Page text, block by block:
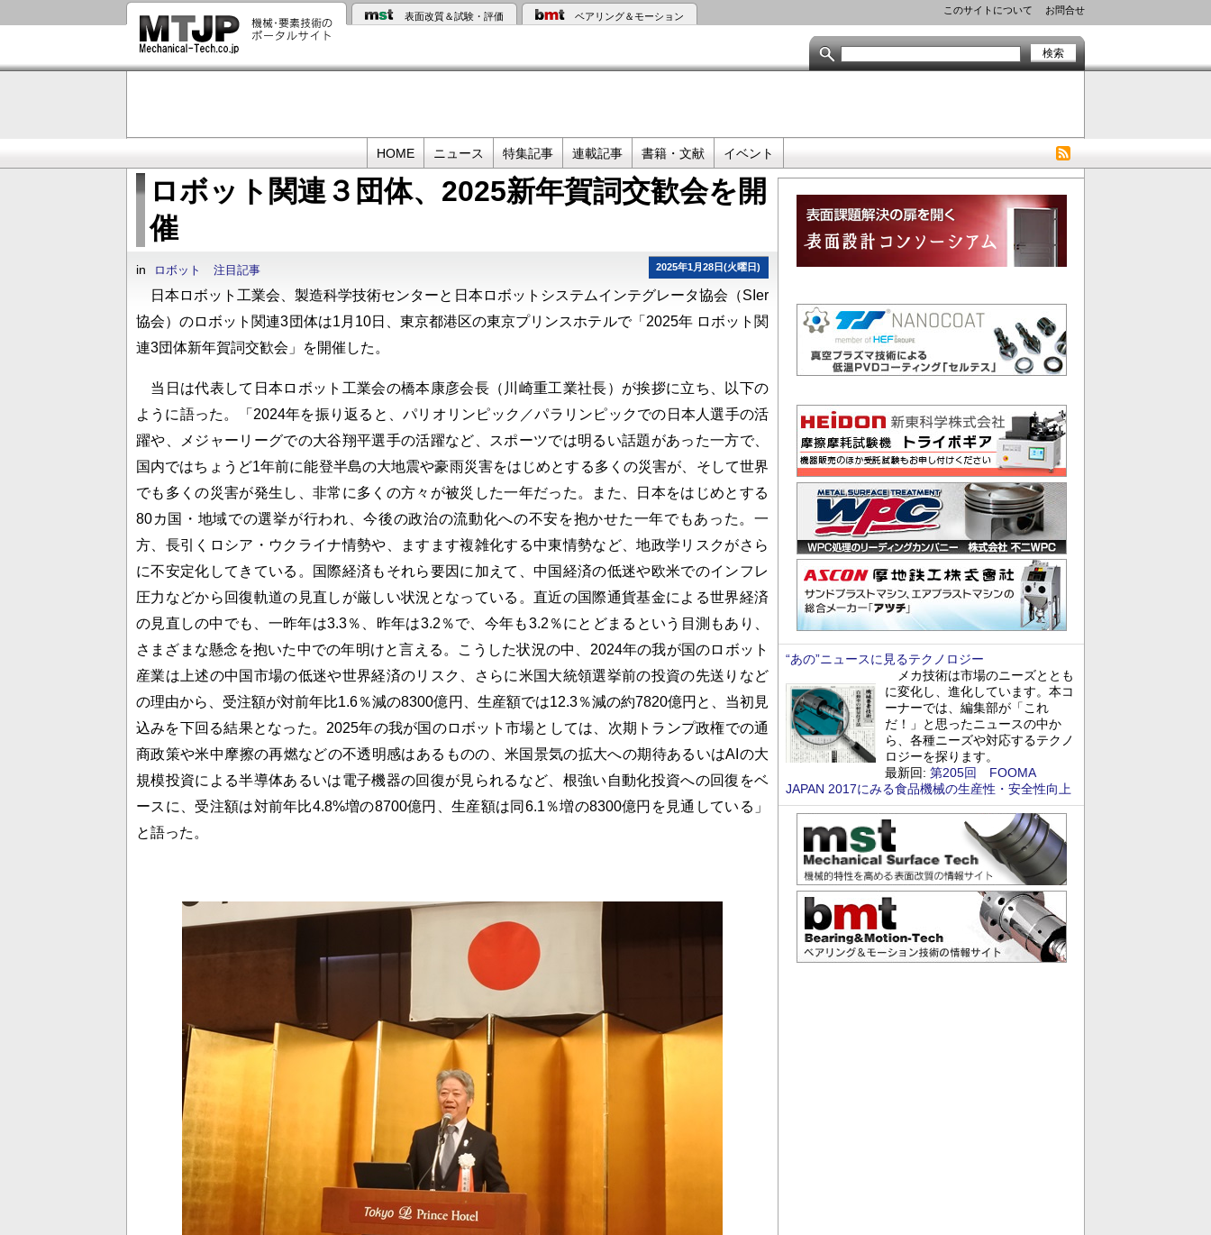
イ
ン
動
表面改質＆試験・評価 ベアリング＆モーション
Menu
このサイトについて お問合せ
links
HOME ニュース 特集記事 連載記事 書籍・文献 イベント
ロボット関連３団体、2025新年賀詞交歓会を開
催
2025年1月28日(火曜日)
in ロボット 注目記事
日本ロボット工業会、製造科学技術センターと日本ロボットシステムインテグレータ協会（SIer
協会）のロボット関連3団体は1月10日、東京都港区の東京プリンスホテルで「2025年 ロボット関
連3団体新年賀詞交歓会」を開催した。
当日は代表して日本ロボット工業会の橋本康彦会長（川崎重工業社長）が挨拶に立ち、以下の
ように語った。「2024年を振り返ると、パリオリンピック／パラリンピックでの日本人選手の活
躍や、メジャーリーグでの大谷翔平選手の活躍など、スポーツでは明るい話題があった一方で、
国内ではちょうど1年前に能登半島の大地震や豪雨災害をはじめとする多くの災害が、そして世界
でも多くの災害が発生し、非常に多くの方々が被災した一年だった。また、日本をはじめとする
80カ国・地域での選挙が行われ、今後の政治の流動化への不安を抱かせた一年でもあった。一
方、長引くロシア・ウクライナ情勢や、ますます複雑化する中東情勢など、地政学リスクがさら
に不安定化してきている。国際経済もそれら要因に加えて、中国経済の低迷や欧米でのインフレ
圧力などから回復軌道の見直しが厳しい状況となっている。直近の国際通貨基金による世界経済
の見直しの中でも、一昨年は3.3％、昨年は3.2％で、今年も3.2％にとどまるという目測もあり、
さまざまな懸念を抱いた中での年明けと言える。こうした状況の中、2024年の我が国のロボット
産業は上述の中国市場の低迷や世界経済のリスク、さらに米国大統領選挙前の投資の先送りなど
の理由から、受注額が対前年比1.6％減の8300億円、生産額では12.3％減の約7820億円と、当初見
込みを下回る結果となった。2025年の我が国のロボット市場としては、次期トランプ政権での通
商政策や米中摩擦の再燃などの不透明感はあるものの、米国景気の拡大への期待あるいはAIの大
規模投資による半導体あるいは電子機器の回復が見られるなど、根強い自動化投資への回復をベ
ースに、受注額は対前年比4.8%増の8700億円、生産額は同6.1％増の8300億円を見通している」
と語った。
“あの”ニュースに見るテクノロジー
メカ技術は市場のニーズととも
に変化し、進化しています。本コ
ーナーでは、編集部が「これ
だ！」と思ったニュースの中か
ら、各種ニーズや対応するテクノ
ロジーを探ります。
最新回: 第205回 FOOMA
JAPAN 2017にみる食品機械の生産性・安全性向上